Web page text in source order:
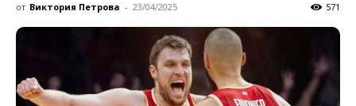
от Виктория Петрова - 23/04/2025 571